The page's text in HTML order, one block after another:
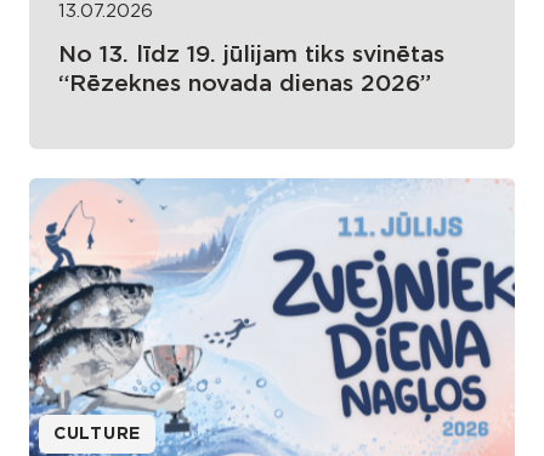
13.07.2026
No 13. līdz 19. jūlijam tiks svinētas
“Rēzeknes novada dienas 2026”
CULTURE